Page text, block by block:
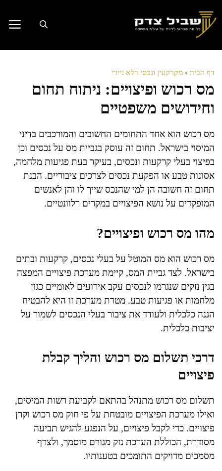
לתוכן
דף הבית › מקרקעין ונכסי דלא ניידי
מס רכוש ופיצויים: ניתוח תחום
וחידושים משפטיים
מס רכוש הוא אחד התחומים החשובים והמורכבים בדיני
המיסוי בישראל. תחום זה עוסק בגביית מס על נכסים וכן
בפיצוי בעלי קרקעות ונכסים, בעיקר בעת פגיעות מלחמה,
אסונות טבע או הפקעת נכסים לצרכים ציבוריים. הבנת
תחום זה חשובה הן למי שהנכס שייך לו והן לאנשים
המופקדים על נושא הפיצויים במקרים רלוונטיים.
מהו מס רכוש ופיצויים?
מס רכוש הוא מס המוטל על בעלי נכסים, קרקעות ובתים
בישראל. לצד גביית המס, קיימת מערכת פיצויים המפצה
בגין נזקים שנגרמו לנכסים עקב אירועים לאומיים כגון
מלחמות או פגיעות טבע. מטרת מערכת זו היא להבטיח
הגנה כלכלית ולעודד את ציבור בעלי הנכסים לשמור על
יציבות כלכלית.
דרכי תשלום מס רכוש והליך קבלת
פיצויים
תשלום מס רכוש מתנהל בהתאם לקביעת רשות המיסים,
ואילו מערכת הפיצויים מובטחת על פי חוק מס רכוש וקרן
פיצויים. כדי לקבל פיצויים, על הנפגע להגיש תביעה
מסודרת, הכוללת הערכת נזק מגורם מוסמך, ולצרף
מסמכים מדויקים התומכים בטענותיו.